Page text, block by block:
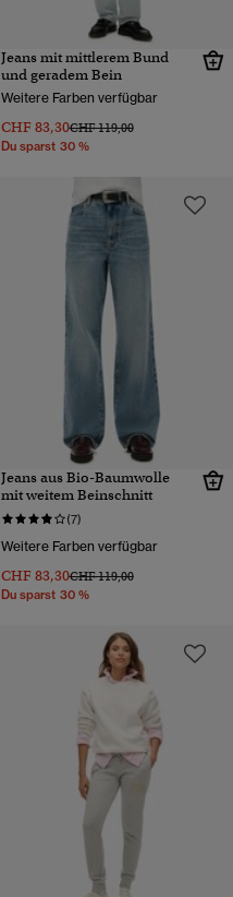
Jeans mit mittlerem Bund
und geradem Bein
Weitere Farben verfügbar
CHF 83,30Preis wurde reduziert von
CHF 119,00bis
Du sparst 30 %
Jeans aus Bio-Baumwolle
mit weitem Beinschnitt
(7)
Weitere Farben verfügbar
CHF 83,30Preis wurde reduziert von
CHF 119,00bis
Du sparst 30 %